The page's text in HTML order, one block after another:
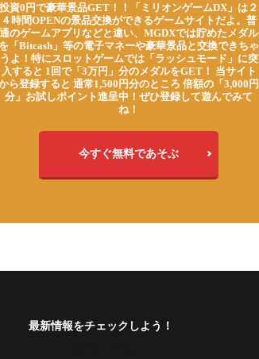
投資0円で豪華景品GET！！「ミリオンゲームDX」は２
４時間OPENの景品交換ができるゲームサイトだよ。普
通のゲームアプリなどと違い、MGDXでは貯めたメダル
を「Bitcash」等の電子マネーや豪華景品と交換できちゃ
うよ！特にスロットゲームでは「ラッシュモード」に突
入すると 1回で「3万円」分のメダルをGET！ 当サイト
ら登録すると 通常1,500円分のところ 倍額の「3,000円
分」お試しポイント進呈中！ぜひ登録して遊んでみて
ね！
今すぐ無料であそぶ
最新情報をチェックしよう！